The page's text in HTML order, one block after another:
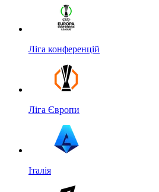
Ліга конференцій
Ліга Європи
Італія